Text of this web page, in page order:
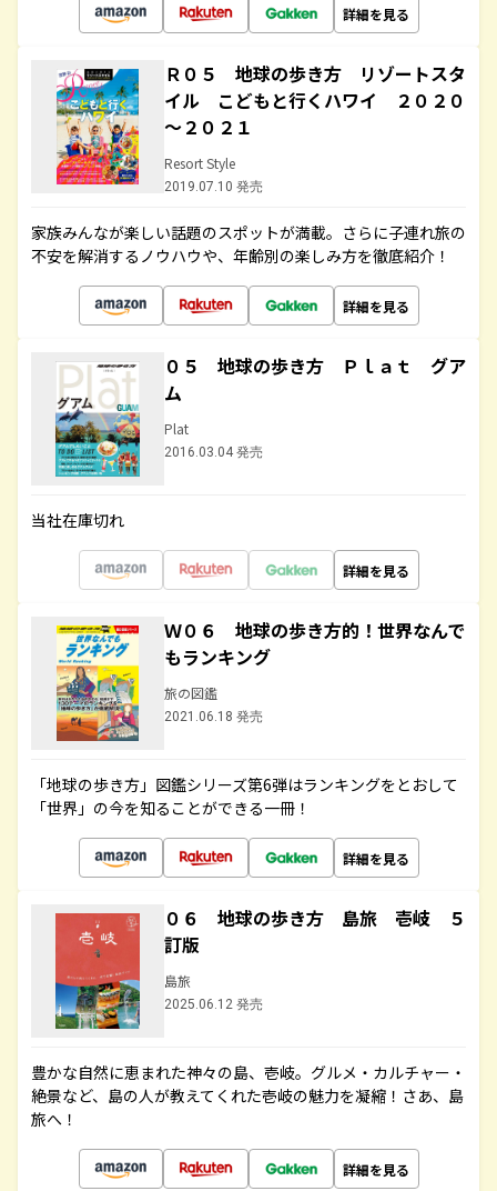
詳細を見る
Ｒ０５ 地球の歩き方 リゾートスタ
イル こどもと行くハワイ ２０２０
～２０２１
Resort Style
2019.07.10 発売
家族みんなが楽しい話題のスポットが満載。さらに子連れ旅の
不安を解消するノウハウや、年齢別の楽しみ方を徹底紹介！
詳細を見る
０５ 地球の歩き方 Ｐｌａｔ グア
ム
Plat
2016.03.04 発売
当社在庫切れ
詳細を見る
Ｗ０６ 地球の歩き方的！世界なんで
もランキング
旅の図鑑
2021.06.18 発売
「地球の歩き方」図鑑シリーズ第6弾はランキングをとおして
「世界」の今を知ることができる一冊！
詳細を見る
０６ 地球の歩き方 島旅 壱岐 ５
訂版
島旅
2025.06.12 発売
豊かな自然に恵まれた神々の島、壱岐。グルメ・カルチャー・
絶景など、島の人が教えてくれた壱岐の魅力を凝縮！さあ、島
旅へ！
詳細を見る